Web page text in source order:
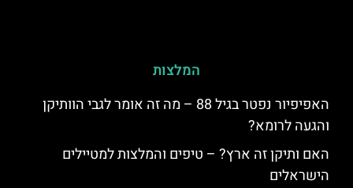
המלצות
האפיפיור נפטר בגיל 88 – מה זה אומר לגבי הוותיקן
והגעה לרומא?
האם ותיקן זה ארץ? – טיפים והמלצות למטיילים
הישראלים